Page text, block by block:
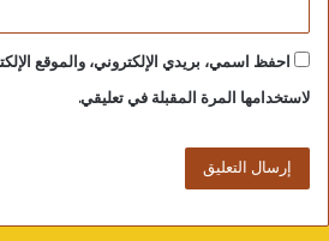
احفظ اسمي، بريدي الإلكتروني، والموقع
لاستخدامها المرة المقبلة في تعليقي.